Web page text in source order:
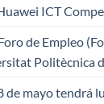
ICT
de Empleo
Politècnica
de mayo tendrá